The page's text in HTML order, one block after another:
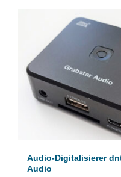
Audio-Digitalisierer
Audio